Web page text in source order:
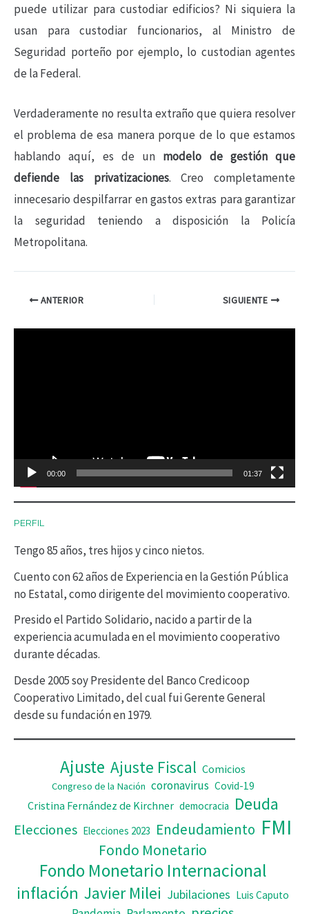
puede utilizar para custodiar edificios? Ni siquiera la
usan para custodiar funcionarios, al Ministro de
Seguridad porteño por ejemplo, lo custodian agentes
de la Federal.
Verdaderamente no resulta extraño que quiera resolver
el problema de esa manera porque de lo que estamos
hablando aquí, es de un modelo de gestión que
defiende las privatizaciones. Creo completamente
innecesario despilfarrar en gastos extras para garantizar
la seguridad teniendo a disposición la Policía
Metropolitana.
ANTERIOR SIGUIENTE
d
c
t
o
r
d
e
v
d
e
o
00:00 01:37
PERFIL
Tengo 85 años, tres hijos y cinco nietos.
Cuento con 62 años de Experiencia en la Gestión Pública
no Estatal, como dirigente del movimiento cooperativo.
Presido el Partido Solidario, nacido a partir de la
experiencia acumulada en el movimiento cooperativo
durante décadas.
Desde 2005 soy Presidente del Banco Credicoop
Cooperativo Limitado, del cual fui Gerente General
desde su fundación en 1979.
Ajuste Ajuste Fiscal Comicios
Congreso de la Nación coronavirus Covid-19
Cristina Fernández de Kirchner democracia Deuda
Elecciones Elecciones 2023 Endeudamiento FMI
Fondo Monetario
Fondo Monetario Internacional
inflación Javier Milei Jubilaciones Luis Caputo